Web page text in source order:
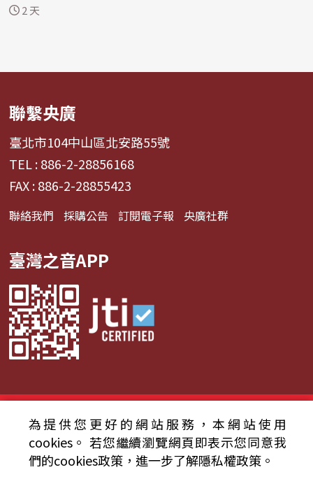
2 天
聯繫央廣
臺北市104中山區北安路55號
TEL : 886-2-28856168
FAX : 886-2-28855423
聯絡我們 採購公告 訂閱電子報 央廣社群
臺灣之音APP
© 2024財團法人中央廣播電臺 版權所有
資通安全政策聲明
服務條款 隱私權條款
為提供您更好的網站服務，本網站使用
cookies。 若您繼續瀏覽網頁即表示您同意我
們的cookies政策，進一步了解隱私權政策。